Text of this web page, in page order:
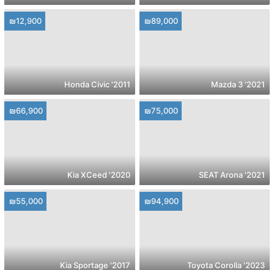
₪89,000
2021' Mazda 3
₪12,900
2011' Honda Civic
₪75,000
2021' SEAT Arona
₪66,900
2020' Kia XCeed
₪94,900
2023' Toyota Corolla
₪55,000
2017' Kia Sportage